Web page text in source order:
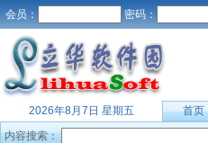
会员： 密码：
2026年8月7日 星期五 首页
内容搜索：